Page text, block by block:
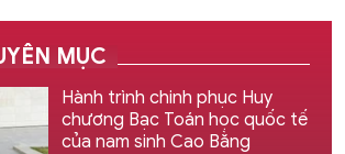
MỤC
Hành trình chinh phục Huy
chương Bạc Toán học quốc tế
của nam sinh Cao Bằng